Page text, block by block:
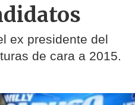
ex presidente del
de cara a 2015.